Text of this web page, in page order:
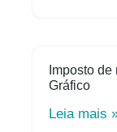
Imposto
Gráfico
Leia mais